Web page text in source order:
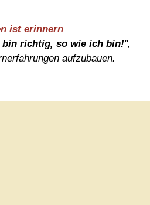
ist erinnern
bin richtig, so wie ich bin!",
aufzubauen.